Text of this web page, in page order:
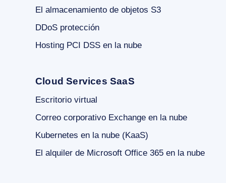
El almacenamiento de objetos S3
DDoS protección
Hosting PCI DSS en la nube
Cloud Services SaaS
Escritorio virtual
Correo corporativo Exchange en la nube
Kubernetes en la nube (KaaS)
El alquiler de Microsoft Office 365 en la nube